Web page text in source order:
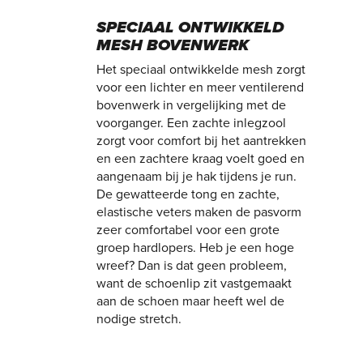
SPECIAAL ONTWIKKELD
MESH BOVENWERK
Het speciaal ontwikkelde mesh zorgt
voor een lichter en meer ventilerend
bovenwerk in vergelijking met de
voorganger. Een zachte inlegzool
zorgt voor comfort bij het aantrekken
en een zachtere kraag voelt goed en
aangenaam bij je hak tijdens je run.
De gewatteerde tong en zachte,
elastische veters maken de pasvorm
zeer comfortabel voor een grote
groep hardlopers. Heb je een hoge
wreef? Dan is dat geen probleem,
want de schoenlip zit vastgemaakt
aan de schoen maar heeft wel de
nodige stretch.